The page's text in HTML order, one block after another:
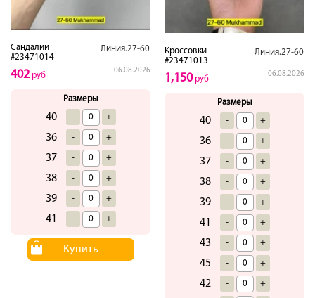
Сандалии
#23471014
Линия.27-60
06.08.2026
402руб
Размеры
40 - +
36 - +
37 - +
38 - +
39 - +
41 - +
Купить
Кроссовки
#23471013
Линия.27-60
06.08.2026
1,150руб
Размеры
40 - +
36 - +
37 - +
38 - +
39 - +
41 - +
43 - +
45 - +
42 - +